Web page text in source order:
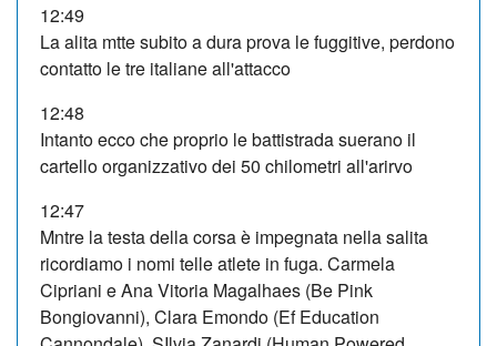
12:49
La alita mtte subito a dura prova le fuggitive, perdono
contatto le tre italiane all'attacco
12:48
Intanto ecco che proprio le battistrada suerano il
cartello organizzativo dei 50 chilometri all'arirvo
12:47
Mntre la testa della corsa è impegnata nella salita
ricordiamo i nomi telle atlete in fuga. Carmela
Cipriani e Ana Vitoria Magalhaes (Be Pink
Bongiovanni), Clara Emondo (Ef Education